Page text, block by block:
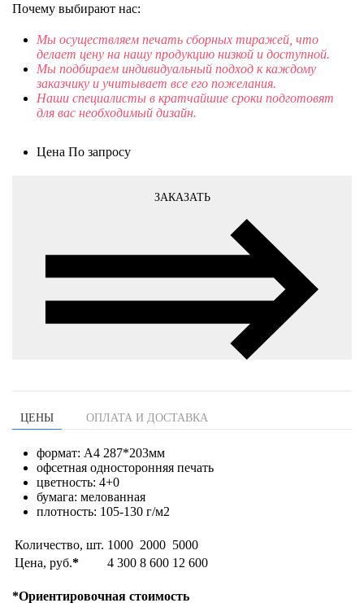
Почему выбирают нас:
Мы осуществляем печать сборных тиражей, что
делает цену на нашу продукцию низкой и доступной.
Мы подбираем индивидуальный подход к каждому
заказчику и учитывает все его пожелания.
Наши специалисты в кратчайшие сроки подготовят
для вас необходимый дизайн.
Цена По запросу
ЗАКАЗАТЬ
ЦЕНЫ ОПЛАТА И ДОСТАВКА
формат: А4 287*203мм
офсетная односторонняя печать
цветность: 4+0
бумага: мелованная
плотность: 105-130 г/м2
Количество, шт. 1000 2000 5000
Цена, руб.* 4 300 8 600 12 600
*Ориентировочная стоимость